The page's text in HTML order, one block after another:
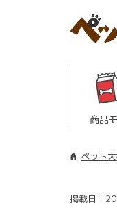
商品
ペット大
掲載日：